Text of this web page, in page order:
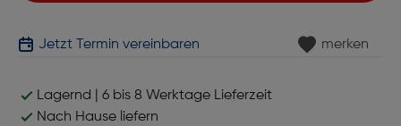
Jetzt Termin vereinbaren merken
Lagernd | 6 bis 8 Werktage Lieferzeit
Nach Hause liefern